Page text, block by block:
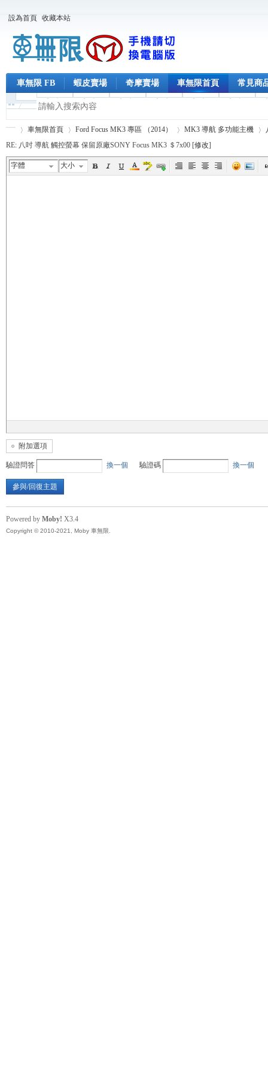
設為首頁 收藏本站
車無限 FB 蝦皮賣場 奇摩賣場 車無限首頁 常見商
限
車無限首頁 Ford Focus MK3 專區 （2014） MK3 導航 多功能主機
RE: 八吋 導航 觸控螢幕 保留原廠SONY Focus MK3 ＄7x00 [修改]
字體 大小
附加選項
驗證問答 換一個 驗證碼 換一個
參與/回復主題
Powered by Moby! X3.4
Copyright © 2010-2021, Moby 車無限.